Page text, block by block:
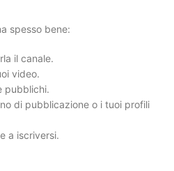
spesso bene:
il canale.
video.
pubblichi.
di pubblicazione o i tuoi profili
a iscriversi.